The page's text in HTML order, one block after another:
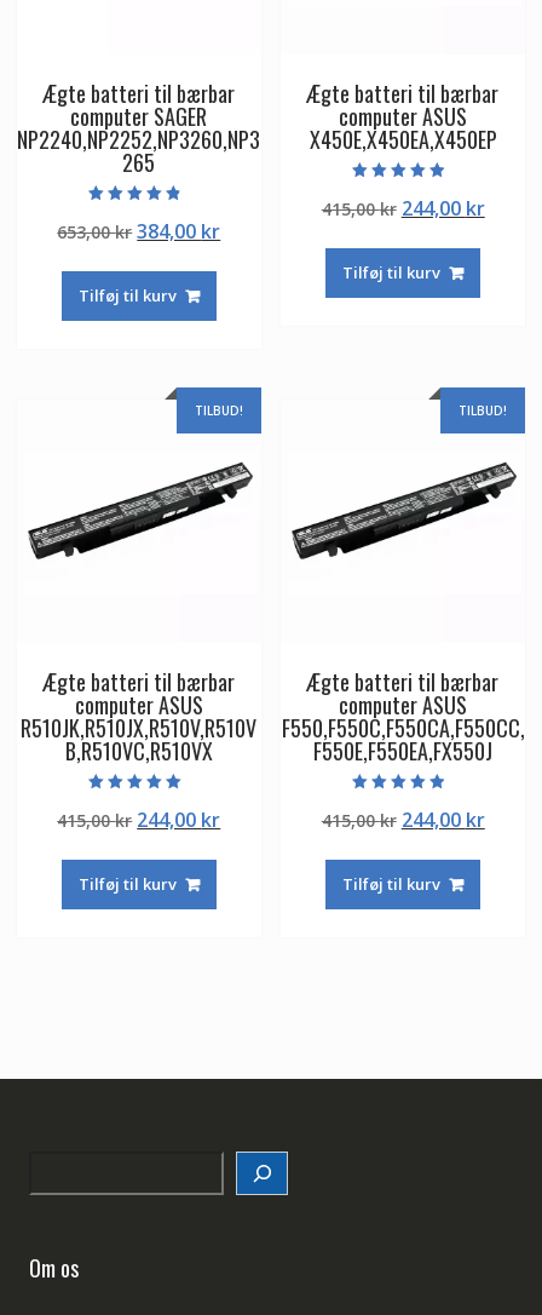
Ægte batteri til bærbar
computer SAGER
NP2240,NP2252,NP3260,NP3
265
4.50
ud af 5
653,00krDen
pris
var:
384,00 krDen
Tilføj til kurv
Ægte batteri til bærbar
computer ASUS
X450E,X450EA,X450EP
4.50
ud af 5
415,00kr Den
pris
var:
244,00 krDen
Tilføj til kurv
TILBUD!
Ægte batteri til bærbar
computer ASUS
R510JK,R510JX,R510V,R510V
B,R510VC,R510VX
5.00
ud af 5
415,00kr Den
pris
var:
244,00 krDen
Tilføj til kurv
TILBUD!
Ægte batteri til bærbar
computer ASUS
F550,F550C,F550CA,F550CC,
F550E,F550EA,FX550J
4.50
ud af 5
415,00kr Den
pris
var:
244,00 krDen
Tilføj til kurv
Om os